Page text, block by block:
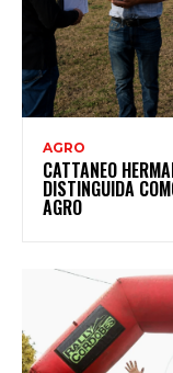
AGRO
CATTANEO
DISTINGUIDA
AGRO